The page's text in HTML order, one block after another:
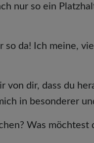
nur so ein
so da! Ich meine,
von dir, dass du
in besonderer
Was möchtest